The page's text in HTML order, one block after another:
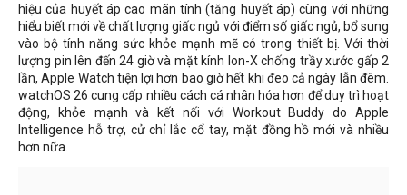
hiệu của huyết áp cao mãn tính (tăng huyết áp) cùng với những
hiểu biết mới về chất lượng giấc ngủ với điểm số giấc ngủ, bổ sung
vào bộ tính năng sức khỏe mạnh mẽ có trong thiết bị. Với thời
lượng pin lên đến 24 giờ và mặt kính Ion-X chống trầy xước gấp 2
lần, Apple Watch tiện lợi hơn bao giờ hết khi đeo cả ngày lẫn đêm.
watchOS 26 cung cấp nhiều cách cá nhân hóa hơn để duy trì hoạt
động, khỏe mạnh và kết nối với Workout Buddy do Apple
Intelligence hỗ trợ, cử chỉ lắc cổ tay, mặt đồng hồ mới và nhiều
hơn nữa.